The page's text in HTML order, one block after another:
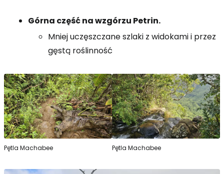
Górna część na wzgórzu Petrin.
Mniej uczęszczane szlaki z widokami i przez
gęstą roślinność
Pętla Machabee Pętla Machabee